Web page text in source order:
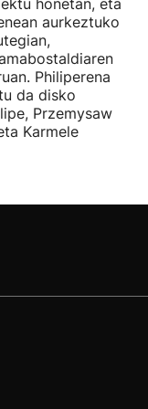
honetan, eta
aurkeztuko
Philiperena
da disko
Przemysaw
Karmele